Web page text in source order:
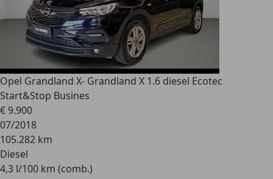
Opel Grandland X- Grandland X 1.6 diesel Ecotec
Start&Stop Busines
€ 9.900
07/2018
105.282 km
Diesel
4,3 l/100 km (comb.)